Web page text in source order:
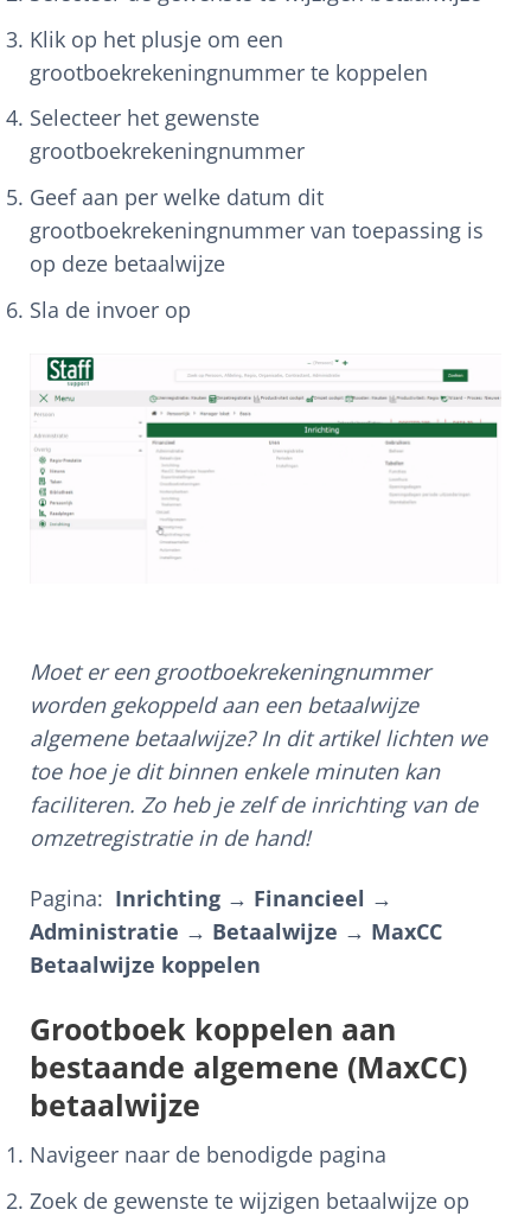
Klik op het plusje om een
grootboekrekeningnummer te koppelen
Selecteer het gewenste
grootboekrekeningnummer
Geef aan per welke datum dit
grootboekrekeningnummer van toepassing is
op deze betaalwijze
Sla de invoer op
Moet er een grootboekrekeningnummer
worden gekoppeld aan een betaalwijze
algemene betaalwijze? In dit artikel lichten we
toe hoe je dit binnen enkele minuten kan
faciliteren. Zo heb je zelf de inrichting van de
omzetregistratie in de hand!
Pagina: Inrichting → Financieel →
Administratie → Betaalwijze → MaxCC
Betaalwijze koppelen
Grootboek koppelen aan
bestaande algemene (MaxCC)
betaalwijze
Navigeer naar de benodigde pagina
Zoek de gewenste te wijzigen betaalwijze op